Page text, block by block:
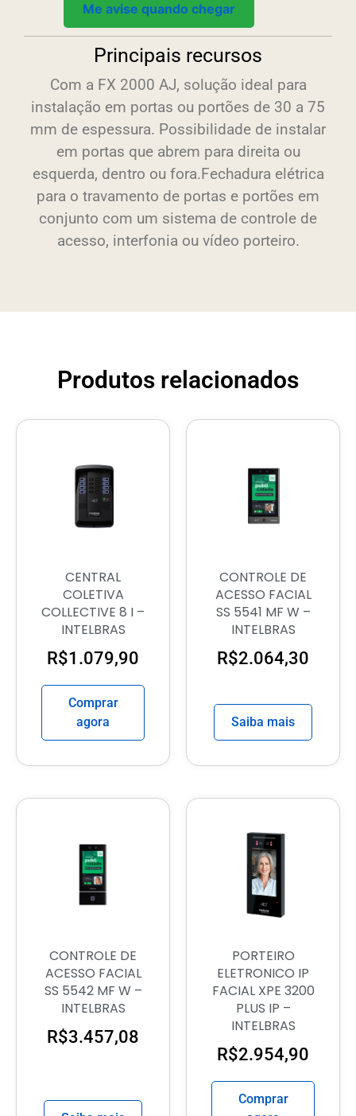
Me avise quando chegar
Principais recursos
Com a FX 2000 AJ, solução ideal para
instalação em portas ou portões de 30 a 75
mm de espessura. Possibilidade de instalar
em portas que abrem para direita ou
esquerda, dentro ou fora.Fechadura elétrica
para o travamento de portas e portões em
conjunto com um sistema de controle de
acesso, interfonia ou vídeo porteiro.
Produtos relacionados
CENTRAL
COLETIVA
COLLECTIVE 8 I –
INTELBRAS
R$1.079,90
Comprar
agora
CONTROLE DE
ACESSO FACIAL
SS 5541 MF W –
INTELBRAS
R$2.064,30
Saiba mais
CONTROLE DE
ACESSO FACIAL
SS 5542 MF W –
INTELBRAS
R$3.457,08
PORTEIRO
ELETRONICO IP
FACIAL XPE 3200
PLUS IP –
INTELBRAS
R$2.954,90
Comprar